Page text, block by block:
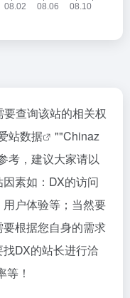
查询该站的相关权
站数据 ""Chinaz
考，建议大家请以
素如：DX的访问
户体验等；当然要
根据您自身的需求
DX的站长进行洽
！